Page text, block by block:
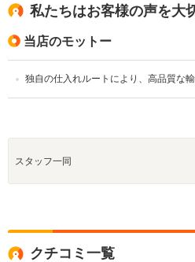
私たちはお客様の声を大
当店のモットー
独自の仕入れルートにより、高品質な
スタッフ一同
クチコミ一覧